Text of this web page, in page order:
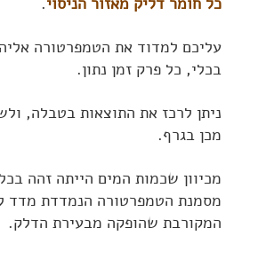
עליכם למדוד את הטמפרטורה
בכלי, כל פרק זמן נתון.
ניתן לרכז את התוצאות בטבלה,
מכן בגרף.
מכיוון שכמות המים הייתה זהה
מסמנת הטמפרטורה הנמדדת מדד
המקורבת שהופקה מבעירת הדלק.